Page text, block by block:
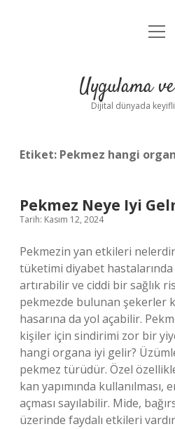
Anasayfa
Yasal
Uygulama
Dijital dünyada
Etiket: Pekmez hangi
Pekmez Neye Iyi
Tarih: Kasım 12, 2024
Pekmezin yan etkileri
tüketimi diyabet
artırabilir ve ciddi bir sağlık
pekmezde bulunan şekerler
hasarına da yol açabilir.
kişiler için sindirimi zor bir
hangi organa iyi gelir?
pekmez türüdür. Özel
kan yapımında kullanılması,
açması sayılabilir. Mide,
üzerinde faydalı etkileri